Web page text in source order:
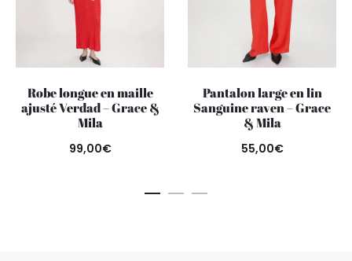
Robe longue en maille
ajusté Verdad – Grace &
Mila
99,00€
Pantalon large en lin
Sanguine raven – Grace
& Mila
55,00€